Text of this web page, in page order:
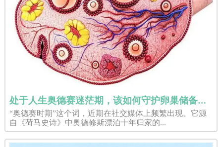
处于人生奥德赛迷茫期，该如何守护卵巢储备规划赴美试管婴儿？
“奥德赛时期”这个词，近期在社交媒体上频繁出现。它源
自《荷马史诗》中奥德修斯漂泊十年归家的...